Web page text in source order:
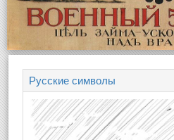
Русские символы